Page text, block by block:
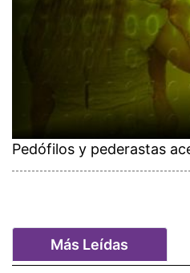
Pedófilos y pederastas
Más Leídas